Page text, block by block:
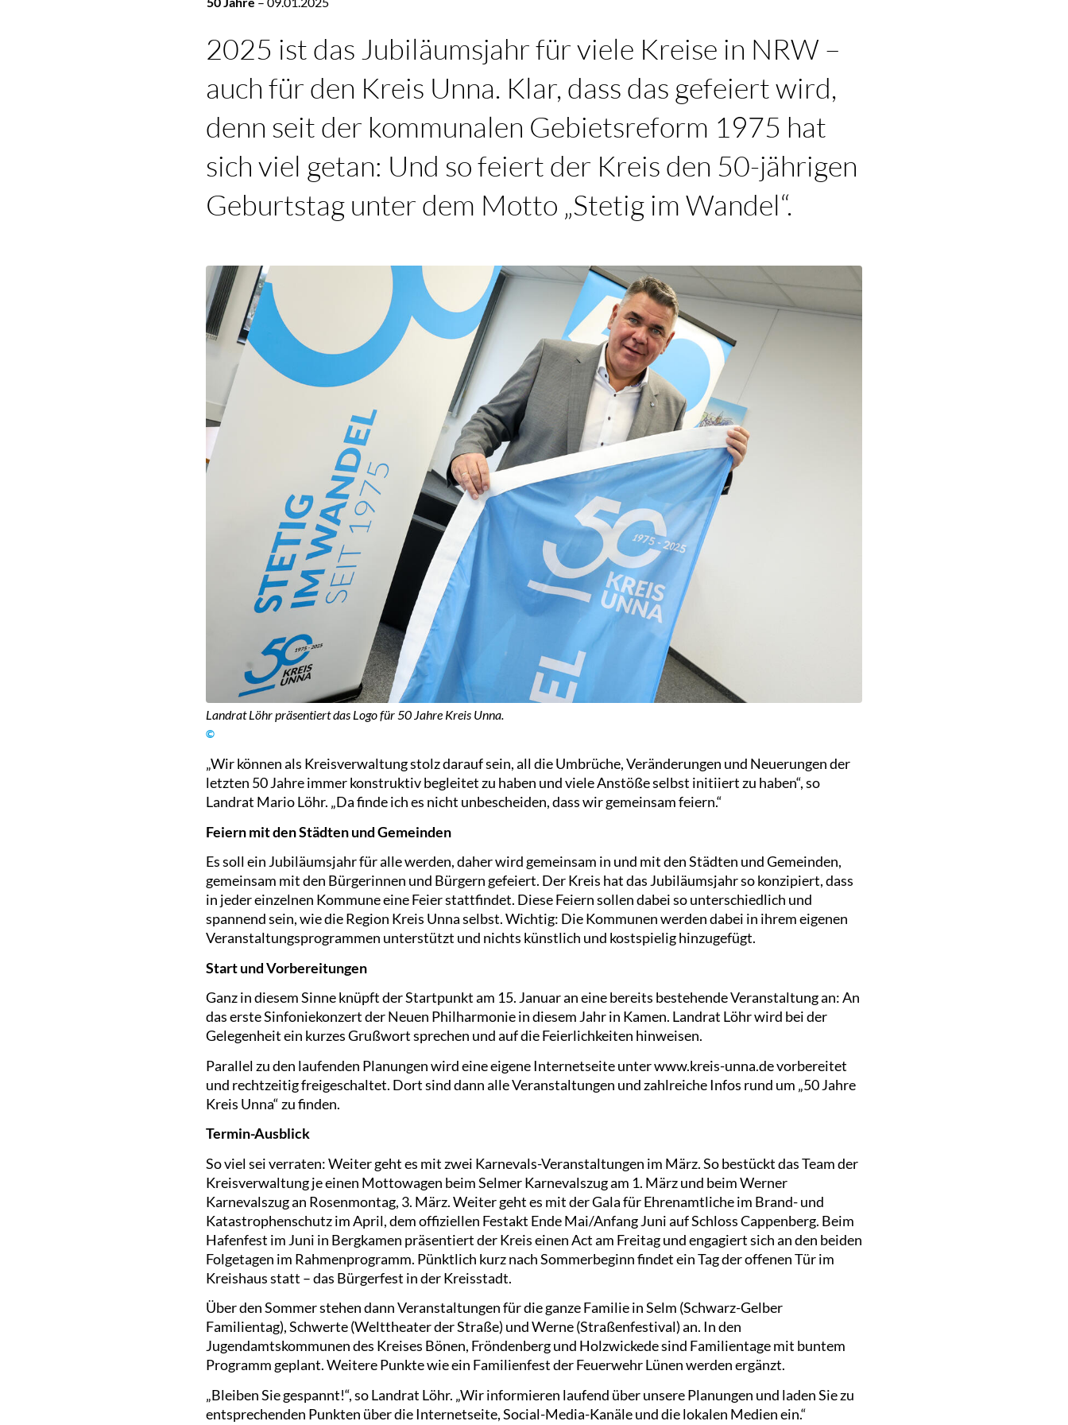
2025 ist das Jubiläumsjahr für viele Kreise in NRW –
auch für den Kreis Unna. Klar, dass das gefeiert wird,
denn seit der kommunalen Gebietsreform 1975 hat
sich viel getan: Und so feiert der Kreis den 50-jährigen
Geburtstag unter dem Motto „Stetig im Wandel“.
Landrat Löhr präsentiert das Logo für 50 Jahre Kreis Unna.
©
„Wir können als Kreisverwaltung stolz darauf sein, all die Umbrüche, Veränderungen und Neuerungen der
letzten 50 Jahre immer konstruktiv begleitet zu haben und viele Anstöße selbst initiiert zu haben“, so
Landrat Mario Löhr. „Da finde ich es nicht unbescheiden, dass wir gemeinsam feiern.“
Feiern mit den Städten und Gemeinden
Es soll ein Jubiläumsjahr für alle werden, daher wird gemeinsam in und mit den Städten und Gemeinden,
gemeinsam mit den Bürgerinnen und Bürgern gefeiert. Der Kreis hat das Jubiläumsjahr so konzipiert, dass
in jeder einzelnen Kommune eine Feier stattfindet. Diese Feiern sollen dabei so unterschiedlich und
spannend sein, wie die Region Kreis Unna selbst. Wichtig: Die Kommunen werden dabei in ihrem eigenen
Veranstaltungsprogrammen unterstützt und nichts künstlich und kostspielig hinzugefügt.
Start und Vorbereitungen
Ganz in diesem Sinne knüpft der Startpunkt am 15. Januar an eine bereits bestehende Veranstaltung an: An
das erste Sinfoniekonzert der Neuen Philharmonie in diesem Jahr in Kamen. Landrat Löhr wird bei der
Gelegenheit ein kurzes Grußwort sprechen und auf die Feierlichkeiten hinweisen.
Parallel zu den laufenden Planungen wird eine eigene Internetseite unter www.kreis-unna.de vorbereitet
und rechtzeitig freigeschaltet. Dort sind dann alle Veranstaltungen und zahlreiche Infos rund um „50 Jahre
Kreis Unna“ zu finden.
Termin-Ausblick
So viel sei verraten: Weiter geht es mit zwei Karnevals-Veranstaltungen im März. So bestückt das Team der
Kreisverwaltung je einen Mottowagen beim Selmer Karnevalszug am 1. März und beim Werner
Karnevalszug an Rosenmontag, 3. März. Weiter geht es mit der Gala für Ehrenamtliche im Brand- und
Katastrophenschutz im April, dem offiziellen Festakt Ende Mai/Anfang Juni auf Schloss Cappenberg. Beim
Hafenfest im Juni in Bergkamen präsentiert der Kreis einen Act am Freitag und engagiert sich an den beiden
Folgetagen im Rahmenprogramm. Pünktlich kurz nach Sommerbeginn findet ein Tag der offenen Tür im
Kreishaus statt – das Bürgerfest in der Kreisstadt.
Über den Sommer stehen dann Veranstaltungen für die ganze Familie in Selm (Schwarz-Gelber
Familientag), Schwerte (Welttheater der Straße) und Werne (Straßenfestival) an. In den
Jugendamtskommunen des Kreises Bönen, Fröndenberg und Holzwickede sind Familientage mit buntem
Programm geplant. Weitere Punkte wie ein Familienfest der Feuerwehr Lünen werden ergänzt.
„Bleiben Sie gespannt!“, so Landrat Löhr. „Wir informieren laufend über unsere Planungen und laden Sie zu
entsprechenden Punkten über die Internetseite, Social-Media-Kanäle und die lokalen Medien ein.“